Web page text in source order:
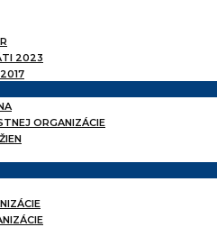
2023
ORGANIZÁCIE